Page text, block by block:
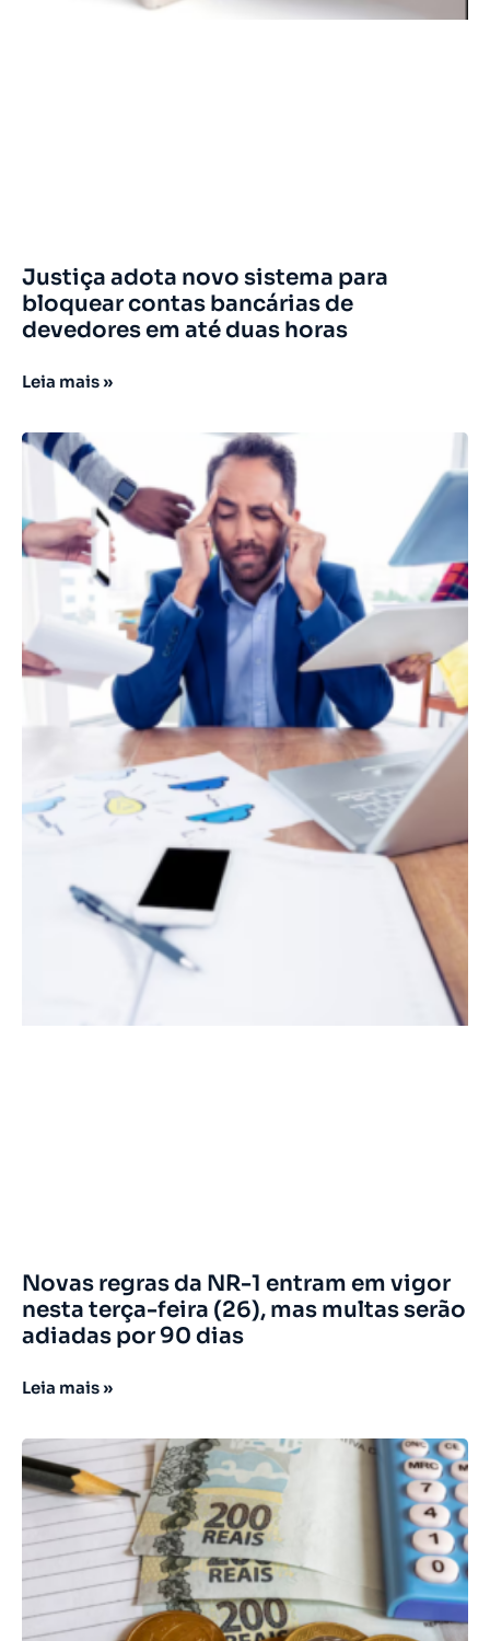
Justiça adota novo sistema para
bloquear contas bancárias de
devedores em até duas horas
Leia mais »
Novas regras da NR-1 entram em vigor
nesta terça-feira (26), mas multas serão
adiadas por 90 dias
Leia mais »